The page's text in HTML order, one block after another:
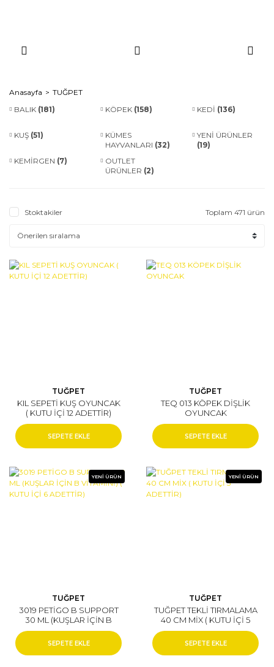
Anasayfa
TUĞPET
BALIK (181) KÖPEK (158) KEDİ (136)
KUŞ (51)
KÜMES
HAYVANLARI (32)
YENİ ÜRÜNLER
(19)
KEMİRGEN (7)
OUTLET
ÜRÜNLER (2)
Stoktakiler Toplam 471 ürün
TUĞPET
KIL SEPETİ KUŞ OYUNCAK
( KUTU İÇİ 12 ADETTİR)
SEPETE EKLE
TUĞPET
TEQ 013 KÖPEK DİŞLİK
OYUNCAK
SEPETE EKLE
YENİ ÜRÜN
TUĞPET
3019 PETİGO B SUPPORT
30 ML (KUŞLAR İÇİN B
VİTAMİNİ) ( KUTU İÇİ 6
ADETTİR)
SEPETE EKLE
YENİ ÜRÜN
TUĞPET
TUĞPET TEKLİ TIRMALAMA
40 CM MİX ( KUTU İÇİ 5
ADETTİR)
SEPETE EKLE